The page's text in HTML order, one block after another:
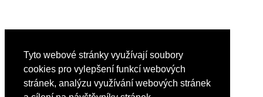
Tyto webové stránky využívají soubory
cookies pro vylepšení funkcí webových
stránek, analýzu využívání webových stránek